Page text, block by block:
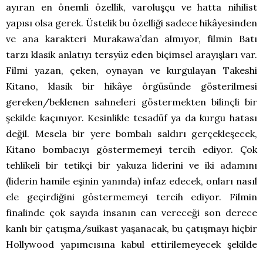
ayıran en önemli özellik, varoluşçu ve hatta nihilist
yapısı olsa gerek. Üstelik bu özelliği sadece hikâyesinden
ve ana karakteri Murakawa’dan almıyor, filmin Batı
tarzı klasik anlatıyı tersyüz eden biçimsel arayışları var.
Filmi yazan, çeken, oynayan ve kurgulayan Takeshi
Kitano, klasik bir hikâye örgüsünde gösterilmesi
gereken/beklenen sahneleri göstermekten bilinçli bir
şekilde kaçınıyor. Kesinlikle tesadüf ya da kurgu hatası
değil. Mesela bir yere bombalı saldırı gerçekleşecek,
Kitano bombacıyı göstermemeyi tercih ediyor. Çok
tehlikeli bir tetikçi bir yakuza liderini ve iki adamını
(liderin hamile eşinin yanında) infaz edecek, onları nasıl
ele geçirdiğini göstermemeyi tercih ediyor. Filmin
finalinde çok sayıda insanın can vereceği son derece
kanlı bir çatışma/suikast yaşanacak, bu çatışmayı hiçbir
Hollywood yapımcısına kabul ettirilemeyecek şekilde